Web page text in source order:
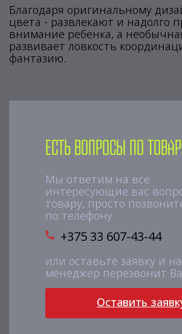
Благодаря оригинальному
цвета - развлекают и надолго
внимание ребенка, а
развивает ловкость
фантазию.
Есть вопросы по
Мы ответим на все
интересующие вас
товару, просто
по телефону
+375 33 607-43-44
или оставьте заявку и
менеджер перезвонит
Оставить